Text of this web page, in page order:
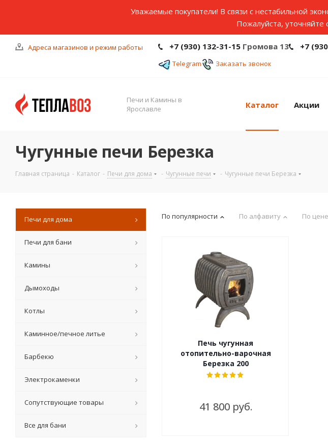
Уважаемые покупатели! В связи с нестабильной
Пожалуйста,
Адреса магазинов и режим работы +7 (930) 132-31-15 Громова 13 +7
Telegram Заказать звонок
Печи и Камины в
Ярославле
Каталог Акции
Чугунные печи Березка
Главная страница - Каталог - Печи для дома - Чугунные печи - Чугунные печи Березка
По популярности По алфавиту По цене
Печь чугунная
отопительно-варочная
Березка 200
41 800 руб.
Печи для дома
Печи для бани
Камины
Дымоходы
Котлы
Каминное/печное литье
Барбекю
Электрокаменки
Сопутствующие товары
Все для бани